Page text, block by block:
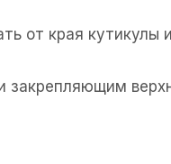
от края
закрепляющим